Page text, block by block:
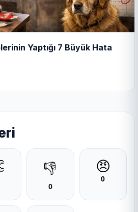
Yaptığı 7 Büyük Hata
👎
0
😠
0